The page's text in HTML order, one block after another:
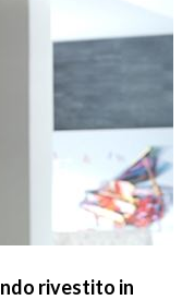
rivestito in